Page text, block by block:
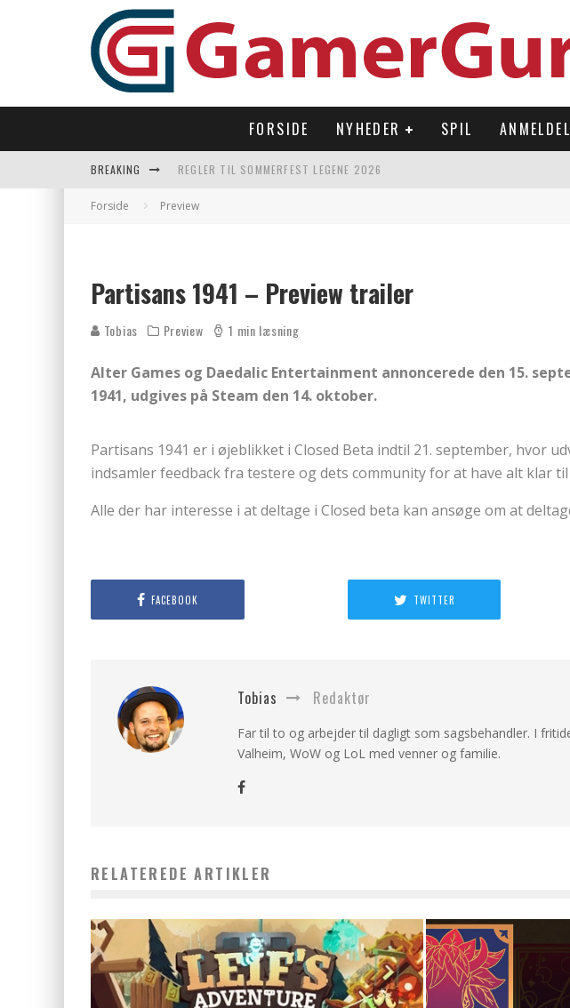
FORSIDE NYHEDER SPIL
BREAKING REGLER TIL SOMMERFEST LEGENE 2026
SUBNAUTICA 2 TAGER OS TILBAGE UNDER OVERFLADEN
Forside Preview
Partisans 1941 – Preview trailer
Tobias Preview 1 min læsning
Alter Games og Daedalic Entertainment annoncerede den 15.
1941, udgives på Steam den 14. oktober.
Partisans 1941 er i øjeblikket i Closed Beta indtil 21. september, hvor
indsamler feedback fra testere og dets community for at have alt klar
Alle der har interesse i at deltage i Closed beta kan ansøge om at
FACEBOOK TWITTER
Tobias Redaktør
Far til to og arbejder til dagligt som sagsbehandler. I
Valheim, WoW og LoL med venner og familie.
RELATEREDE ARTIKLER